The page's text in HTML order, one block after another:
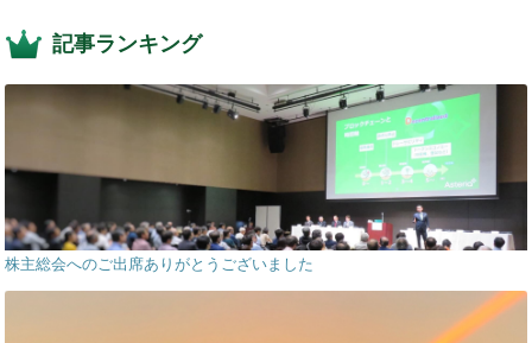
記事ランキング
株主総会へのご出席ありがとうございました